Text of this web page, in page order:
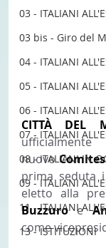
03 - ITALIANI
03 bis - Giro del
04 - ITALIANI
05 - ITALIANI
06 - ITALIANI
07 - ITALIANI
08 - ITALIANI IN
09 - ITALIANI
11 - ITALIANI
13 - ISTITUZIONI
CITTÀ DEL
nuovo
prima seduta
eletto alla
Buzzuro e
come